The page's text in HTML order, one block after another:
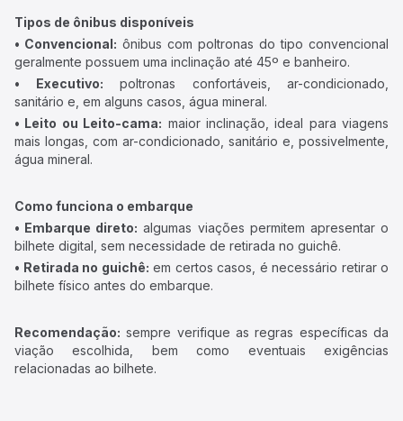
Tipos de ônibus disponíveis
• Convencional: ônibus com poltronas do tipo convencional
geralmente possuem uma inclinação até 45º e banheiro.
• Executivo: poltronas confortáveis, ar-condicionado,
sanitário e, em alguns casos, água mineral.
• Leito ou Leito-cama: maior inclinação, ideal para viagens
mais longas, com ar-condicionado, sanitário e, possivelmente,
água mineral.
Como funciona o embarque
• Embarque direto: algumas viações permitem apresentar o
bilhete digital, sem necessidade de retirada no guichê.
• Retirada no guichê: em certos casos, é necessário retirar o
bilhete físico antes do embarque.
Recomendação: sempre verifique as regras específicas da
viação escolhida, bem como eventuais exigências
relacionadas ao bilhete.